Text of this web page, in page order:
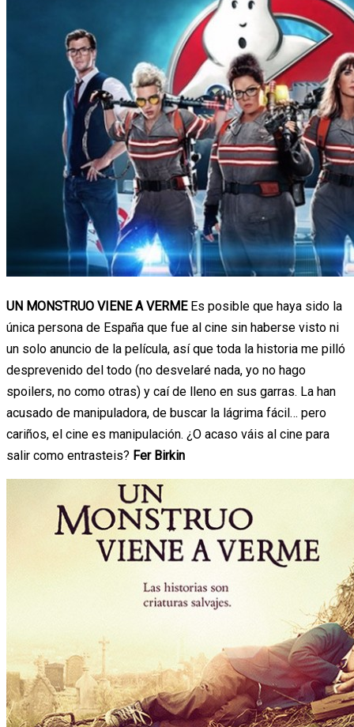
UN MONSTRUO VIENE A VERMEEs posible que haya sido la
única persona de España que fue al cine sin haberse visto ni
un solo anuncio de la película, así que toda la historia me pilló
desprevenido del todo (no desvelaré nada, yo no hago
spoilers, no como otras) y caí de lleno en sus garras. La han
acusado de manipuladora, de buscar la lágrima fácil… pero
cariños, el cine es manipulación. ¿O acaso váis al cine para
salir como entrasteis? Fer Birkin